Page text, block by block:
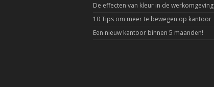
De effecten van kleur in de werkomgeving
10 Tips om meer te bewegen op kantoor
Een nieuw kantoor binnen 5 maanden!